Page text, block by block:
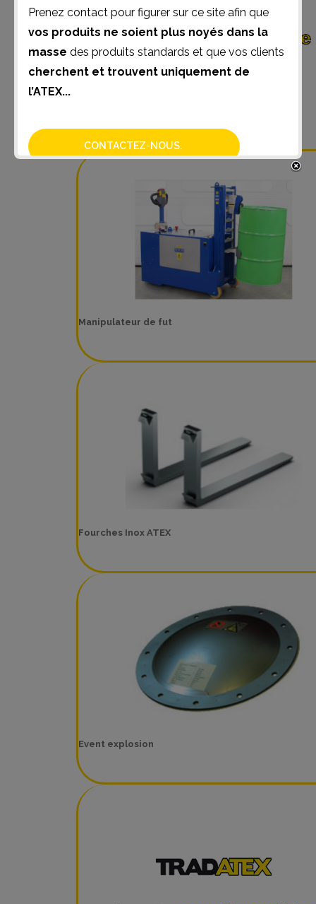
Manipulateur de fut
Fourches Inox ATEX
Event explosion
Prenez contact pour figurer sur ce site afin que
vos produits ne soient plus noyés dans la
masse des produits standards et que vos clients
cherchent et trouvent uniquement de
l’ATEX...
CONTACTEZ-NOUS.